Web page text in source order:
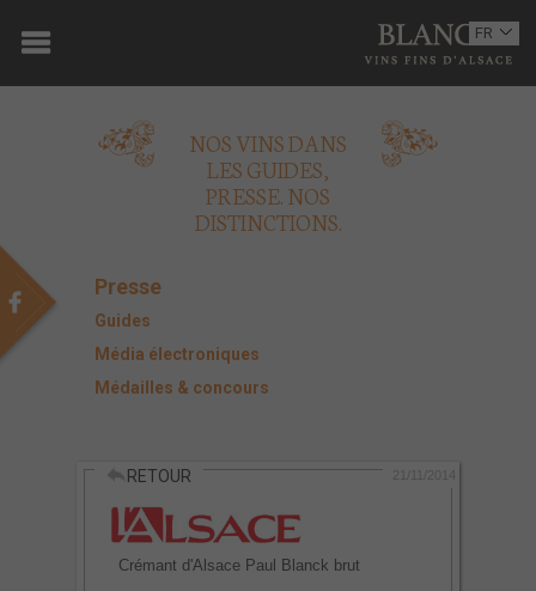
DOMAINE
OENOTOURISME
VINS
PRESSE
ACTUALITÉS
CONTACT
FR
EN
NOS VINS DANS
LES GUIDES,
PRESSE. NOS
DISTINCTIONS.
Presse
Guides
Média électroniques
Médailles & concours
RETOUR
Crémant d'Alsace Paul Blanck brut